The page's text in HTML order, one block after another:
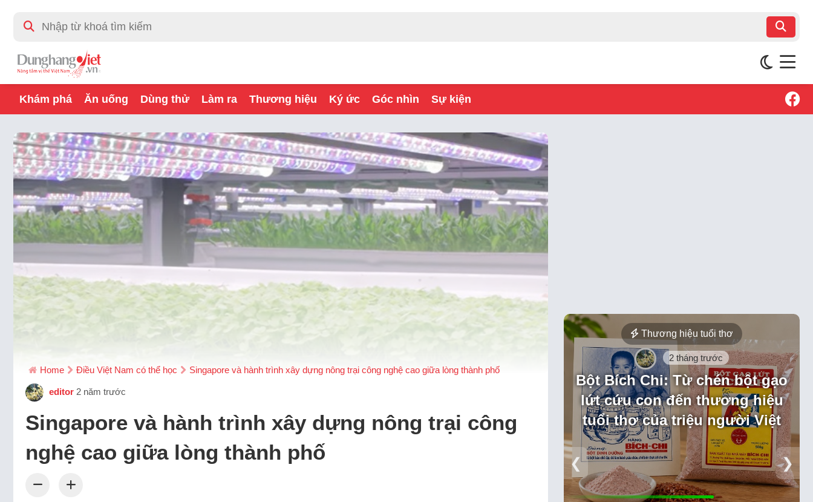
Khám phá Ăn uống Dùng thử Làm ra Thương hiệu Ký ức Góc nhìn Sự kiện
Home Điều Việt Nam có thể học Singapore và hành trình xây dựng nông trại công nghệ cao giữa lòng thành phố
editor 2 năm trước
Singapore và hành trình xây dựng nông trại công
nghệ cao giữa lòng thành phố
Thương hiệu tuổi thơ
2 tháng trước
Bột Bích Chi: Từ chén bột gạo
lứt cứu con đến thương hiệu
tuổi thơ của triệu người Việt
❮ ❯